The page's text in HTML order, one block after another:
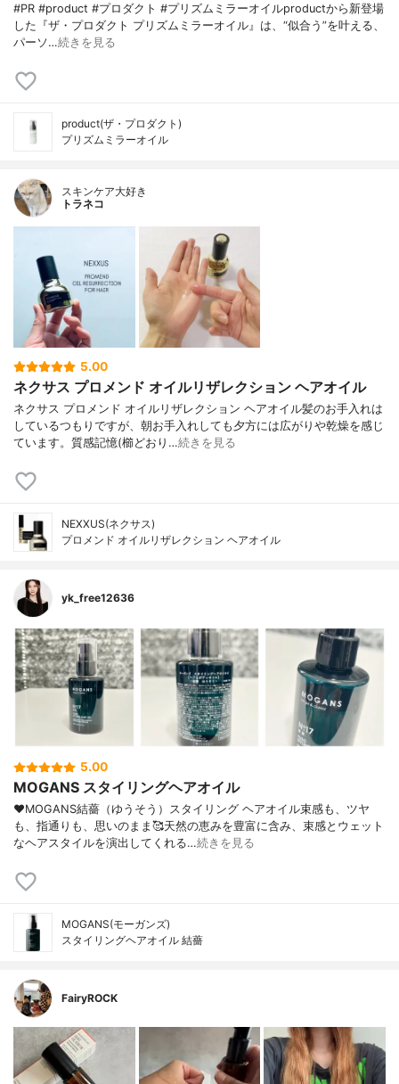
#PR #product #プロダクト #プリズムミラーオイルproductから新登場
した『ザ・プロダクト プリズムミラーオイル』は、“似合う”を叶える、
パーソ…続きを見る
product(ザ・プロダクト)
プリズムミラーオイル
スキンケア大好き
トラネコ
5.00
ネクサス プロメンド オイルリザレクション ヘアオイル
ネクサス プロメンド オイルリザレクション ヘアオイル髪のお手入れは
しているつもりですが、朝お手入れしても夕方には広がりや乾燥を感じ
ています。質感記憶(櫛どおり…続きを見る
NEXXUS(ネクサス)
プロメンド オイルリザレクション ヘアオイル
yk_free12636
5.00
MOGANS スタイリングヘアオイル
♥MOGANS結薔（ゆうそう）スタイリング ヘアオイル束感も、ツヤ
も、指通りも、思いのまま🥰天然の恵みを豊富に含み、束感とウェット
なヘアスタイルを演出してくれる…続きを見る
MOGANS(モーガンズ)
スタイリングヘアオイル 結薔
FairyROCK